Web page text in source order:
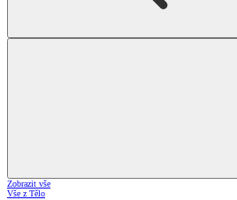
Zobrazit vše
Vše z Tělo